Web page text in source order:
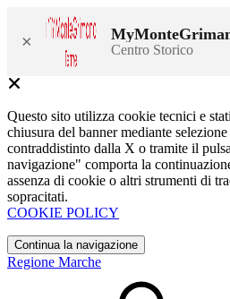
× Centro Storico
Questo sito utilizza cookie tecnici e
chiusura del banner mediante
contraddistinto dalla X o tramite il
navigazione" comporta la
assenza di cookie o altri strumenti di
sopracitati.
COOKIE POLICY
Continua la navigazione
Regione Marche